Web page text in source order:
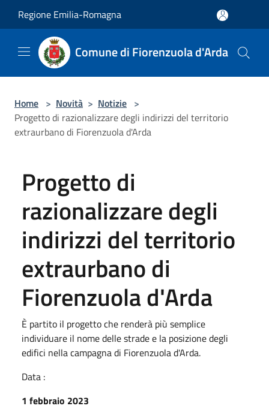
Regione Emilia-Romagna
Comune di Fiorenzuola d'Arda
Home > Novità > Notizie >
Progetto di razionalizzare degli indirizzi del territorio
extraurbano di Fiorenzuola d'Arda
Progetto di
razionalizzare degli
indirizzi del territorio
extraurbano di
Fiorenzuola d'Arda
È partito il progetto che renderà più semplice
individuare il nome delle strade e la posizione degli
edifici nella campagna di Fiorenzuola d'Arda.
Data :
1 febbraio 2023